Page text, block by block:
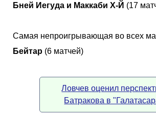
Бней Иегуда и Маккаби Х-Й (17
Самая непроигрывающая во всех
Бейтар (6 матчей)
Ловчев оценил
Батракова в